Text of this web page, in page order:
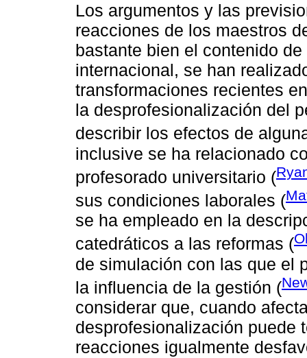
Los argumentos y las
reacciones de los maestros
bastante bien el contenido
internacional, se han
transformaciones recientes
la desprofesionalización del
describir los efectos de
inclusive se ha relacionado
profesorado universitario (
sus condiciones laborales (
se ha empleado en la
catedráticos a las reformas (
de simulación con las que el
la influencia de la gestión (
considerar que, cuando
desprofesionalización puede
reacciones igualmente